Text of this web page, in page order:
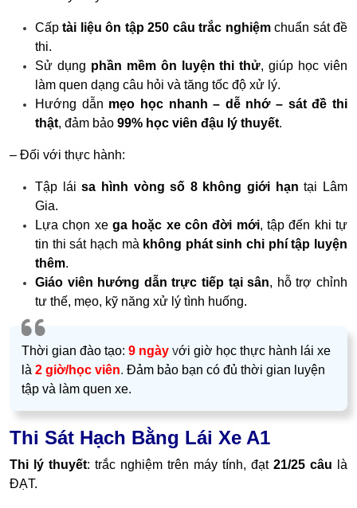
Cấptài liệu ôn tập 250 câu trắc nghiệmchuẩn sát đề
thi.
Sử dụng phần mềm ôn luyện thi thử, giúp học viên
làm quen dạng câu hỏi và tăng tốc độ xử lý.
Hướng dẫn mẹo học nhanh – dễ nhớ – sát đề thi
thật, đảm bảo 99% học viên đậu lý thuyết.
– Đối với thực hành:
Tập láisa hình vòng số 8 không giới hạn tại Lâm
Gia.
Lựa chọn xe ga hoặc xe côn đời mới, tập đến khi tự
tin thi sát hạch mà không phát sinh chi phí tập luyện
thêm.
Giáo viên hướng dẫn trực tiếp tại sân, hỗ trợ chỉnh
tư thế, mẹo, kỹ năng xử lý tình huống.
Thời gian đào tạo: 9 ngày với giờ học thực hành lái xe
là 2 giờ/học viên. Đảm bảo bạn có đủ thời gian luyện
tập và làm quen xe.
Thi Sát Hạch Bằng Lái Xe A1
Thi lý thuyết: trắc nghiệm trên máy tính, đạt 21/25 câu là
ĐẠT.